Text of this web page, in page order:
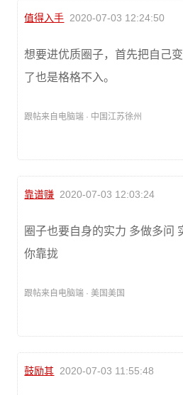
值得入手 2020-07-03 12:24:50
想要进优质圈子，首先把自己
了也是格格不入。
跟帖来自电脑端 · 中国江苏徐州
靠谱赚 2020-07-03 12:03:24
圈子也要自身的实力 多做多问
你靠拢
跟帖来自电脑端 · 美国美国
鼓励其 2020-07-03 11:55:48